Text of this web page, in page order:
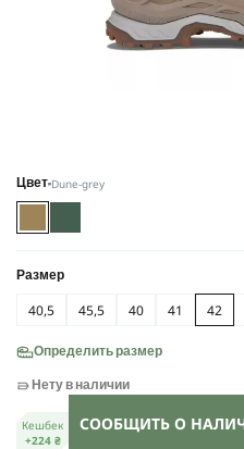
Цвет Dune-grey
Размер
40,5 45,5 40 41 42
Определить размер
Нету в наличии
Кешбек
+224 ₴
СООБЩИТЬ О